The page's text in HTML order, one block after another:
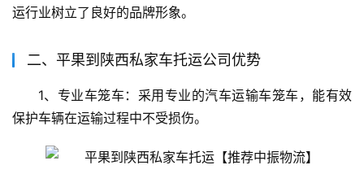
运行业树立了良好的品牌形象。
二、平果到陕西私家车托运公司优势
1、专业车笼车：采用专业的汽车运输车笼车，能有效
保护车辆在运输过程中不受损伤。